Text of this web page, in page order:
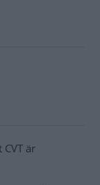
är